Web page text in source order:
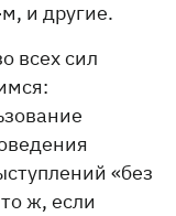
и другие.
всех сил
«без
ж, если